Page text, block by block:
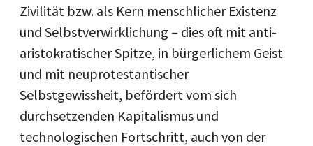
Zivilität bzw. als Kern menschlicher Existenz
und Selbstverwirklichung – dies oft mit anti-
aristokratischer Spitze, in bürgerlichem Geist
und mit neuprotestantischer
Selbstgewissheit, befördert vom sich
durchsetzenden Kapitalismus und
technologischen Fortschritt, auch von der